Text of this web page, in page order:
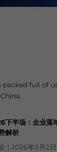
packed full of
下半场：企业落
解析
| 2026年9月2